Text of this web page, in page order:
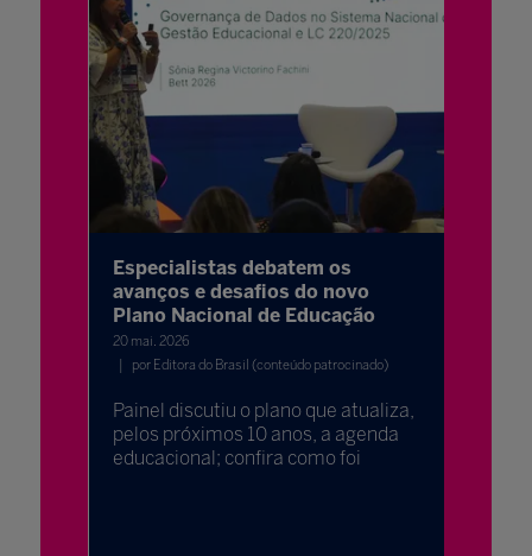
Especialistas debatem os
avanços e desafios do novo
Plano Nacional de Educação
20 mai. 2026
por Editora do Brasil (conteúdo patrocinado)
Painel discutiu o plano que atualiza,
pelos próximos 10 anos, a agenda
educacional; confira como foi